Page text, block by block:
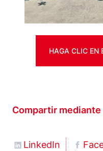
HAGA CLIC EN
Compartir mediante
LinkedIn